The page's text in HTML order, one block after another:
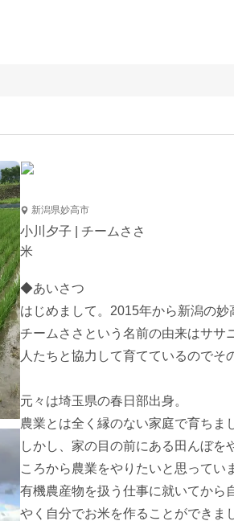
新潟県妙高市
小川夕子 | チームささ
米
◆あいさつ
はじめまして。2015年から新潟の妙
チームささという名前の由来はササ
人たちと協力して育てているのでそ
元々は埼玉県の春日部出身。
農業とは全く縁のない家庭で育ちま
しかし、家の目の前にある田んぼ
ころから農業をやりたいと思ってい
有機農産物を扱う仕事に就いてから
やく自分でお米を作ることができま